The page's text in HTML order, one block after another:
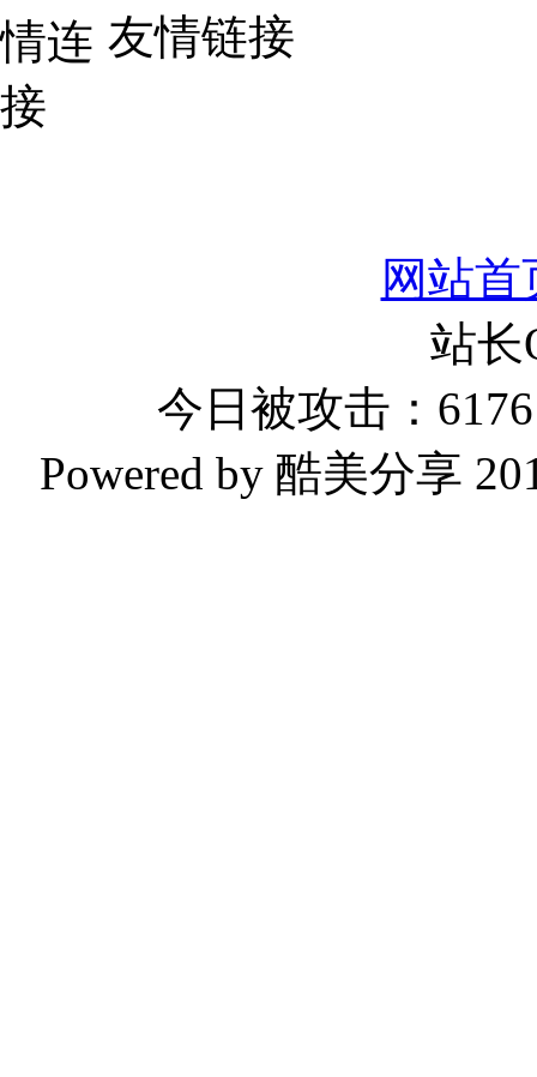
友情链接
网站首
站
今日被攻击：
Powered by 酷美分享